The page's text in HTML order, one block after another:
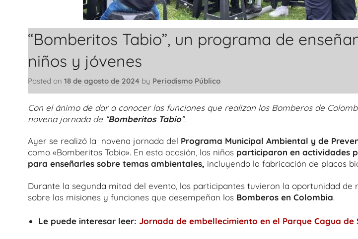
“Bomberitos Tabio”, un programa de
niños y jóvenes
Posted on 18 de agosto de 2024 by Periodismo Público
Con el ánimo de dar a conocer las funciones que realizan los Bomberos de
novena jornada de “Bomberitos Tabio”.
Ayer se realizó la novena jornada del Programa Municipal Ambiental y de
como «Bomberitos Tabio». En esta ocasión, los niños participaron en actividades
para enseñarles sobre temas ambientales, incluyendo la fabricación de placas
Durante la segunda mitad del evento, los participantes tuvieron la oportunidad de
sobre las misiones y funciones que desempeñan los Bomberos en Colombia.
Le puede interesar leer:Jornada de embellecimiento en el Parque Cagua de